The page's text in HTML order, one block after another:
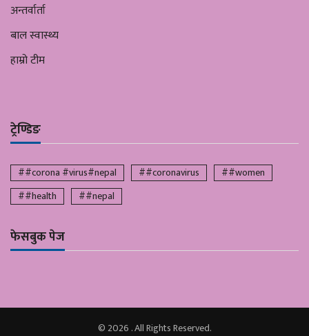
अन्तर्वार्ता
बाल स्वास्थ्य
हाम्रो टीम
ट्रेण्डिङ
##corona #virus#nepal ##coronavirus
##women
##health
##nepal
फेसबुक पेज
© 2026 . All Rights Reserved.